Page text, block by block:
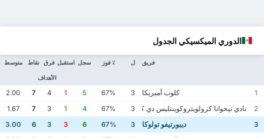
الدوري الميكسيكي الجدول
فريق ل ٪ فوز سجل استقبل فرق
الأهداف
نقاط متوسط
1 كلوب أميريكا 3
67%
5
1
4
7
2.00
2
نادي تيخوانا كزولويتزوكوينتليس دي كاليينتي
3
67%
4
1
3
7
1.67
3
ديبورتيفو تولوكا 3
67%
6
3
3
6
3.00